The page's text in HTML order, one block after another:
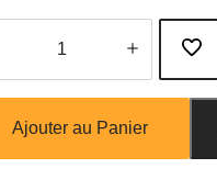
Ajouter au Panier